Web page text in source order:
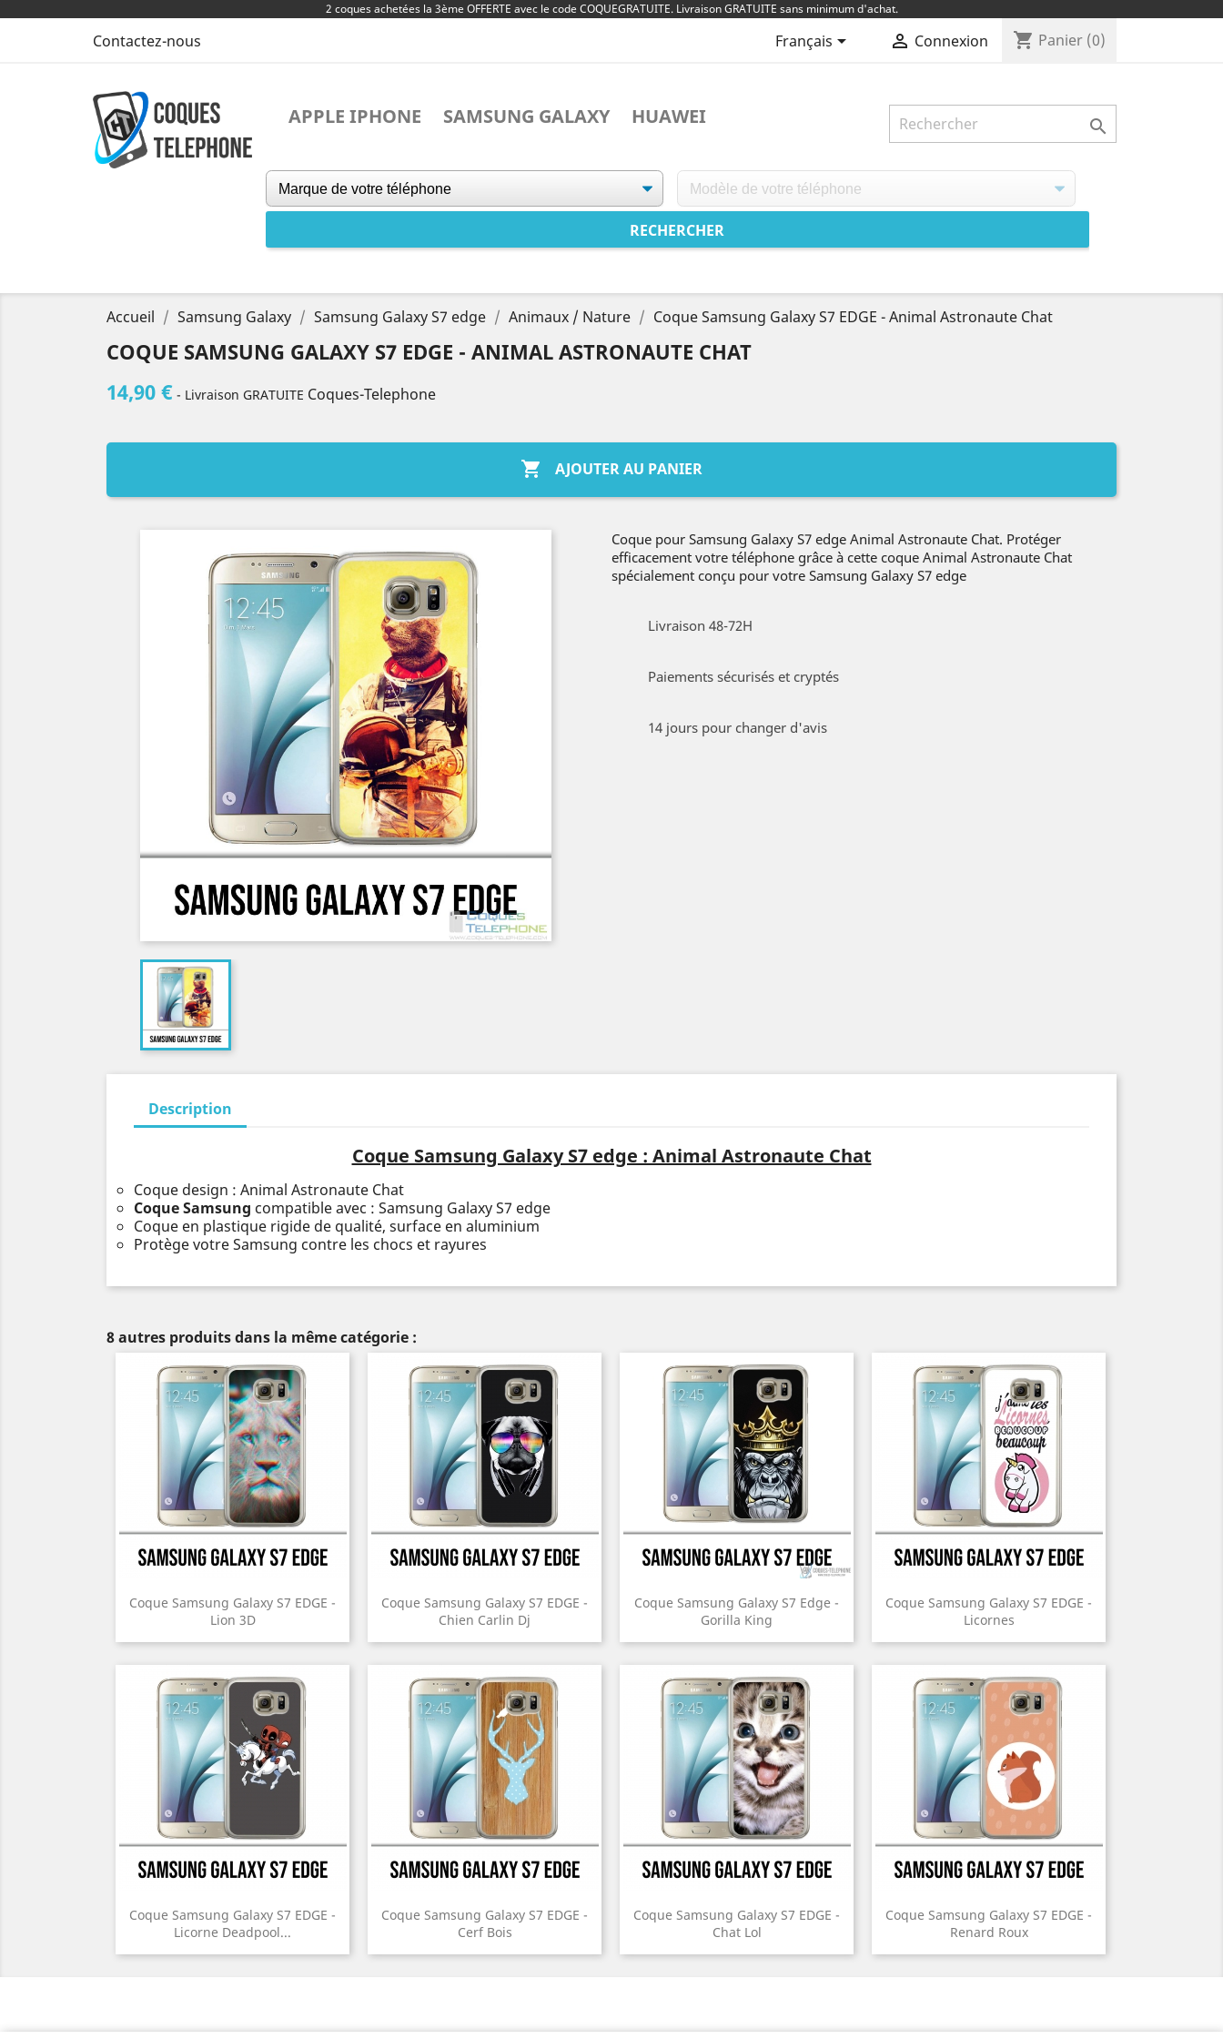
2 coques achetées la 3ème OFFERTE avec le code COQUEGRATUITE. Livraison GRATUITE sans minimum d'achat.
Contactez-nous Français  Connexion shopping_cart Panier (0)
APPLE IPHONE SAMSUNG GALAXY HUAWEI 
Accueil Samsung Galaxy Samsung Galaxy S7 edge Animaux / Nature Coque Samsung Galaxy S7 EDGE - Animal Astronaute Chat
COQUE SAMSUNG GALAXY S7 EDGE - ANIMAL ASTRONAUTE CHAT
14,90 € - Livraison GRATUITE Coques-Telephone
 AJOUTER AU PANIER
Coque pour Samsung Galaxy S7 edge Animal Astronaute Chat. Protéger
efficacement votre téléphone grâce à cette coque Animal Astronaute Chat
spécialement conçu pour votre Samsung Galaxy S7 edge
Livraison 48-72H
Paiements sécurisés et cryptés
14 jours pour changer d'avis
Description
Coque Samsung Galaxy S7 edge : Animal Astronaute Chat
Coque design : Animal Astronaute Chat
Coque Samsung compatible avec : Samsung Galaxy S7 edge
Coque en plastique rigide de qualité, surface en aluminium
Protège votre Samsung contre les chocs et rayures
8 autres produits dans la même catégorie :
Coque Samsung Galaxy S7 EDGE -
Lion 3D
Coque Samsung Galaxy S7 EDGE -
Chien Carlin Dj
Coque Samsung Galaxy S7 Edge -
Gorilla King
Coque Samsung Galaxy S7 EDGE -
Licornes
Coque Samsung Galaxy S7 EDGE -
Licorne Deadpool...
Coque Samsung Galaxy S7 EDGE -
Cerf Bois
Coque Samsung Galaxy S7 EDGE -
Chat Lol
Coque Samsung Galaxy S7 EDGE -
Renard Roux